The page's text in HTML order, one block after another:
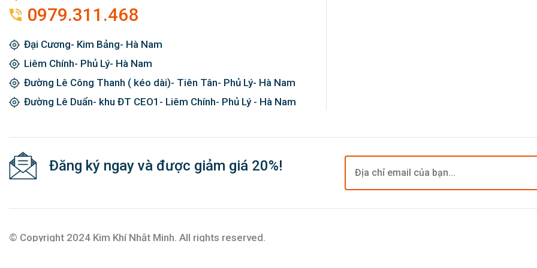
0979.311.468
Đại Cương- Kim Bảng- Hà Nam
Liêm Chính- Phủ Lý- Hà Nam
Đường Lê Công Thanh ( kéo dài)- Tiên Tân- Phủ Lý- Hà Nam
Đường Lê Duẩn- khu ĐT CEO1- Liêm Chính- Phủ Lý - Hà Nam
Đăng ký ngay và được giảm giá 20%!
© Copyright 2024 Kim Khí Nhật Minh. All rights reserved.